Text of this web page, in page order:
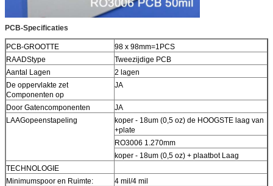
PCB-Specificaties
PCB-GROOTTE
98 x 98mm=1PCS
RAADStype
Tweezijdige PCB
Aantal Lagen
2 lagen
De oppervlakte zet
Componenten op
JA
Door Gatencomponenten
JA
LAAGopeenstapeling
koper - 18um (0,5 oz) de HOOGSTE laag van
+plate
RO3006 1.270mm
koper - 18um (0,5 oz) + plaatbot Laag
TECHNOLOGIE
Minimumspoor en Ruimte:
4 mil/4 mil